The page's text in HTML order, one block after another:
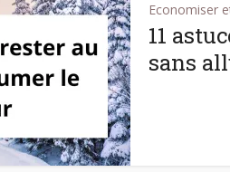
Economiser
11
sans